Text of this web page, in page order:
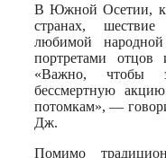
В Южной Осетии,
странах,
любимой
портретами
«Важно, чтобы
бессмертную
потомкам», —
Дж.
Помимо